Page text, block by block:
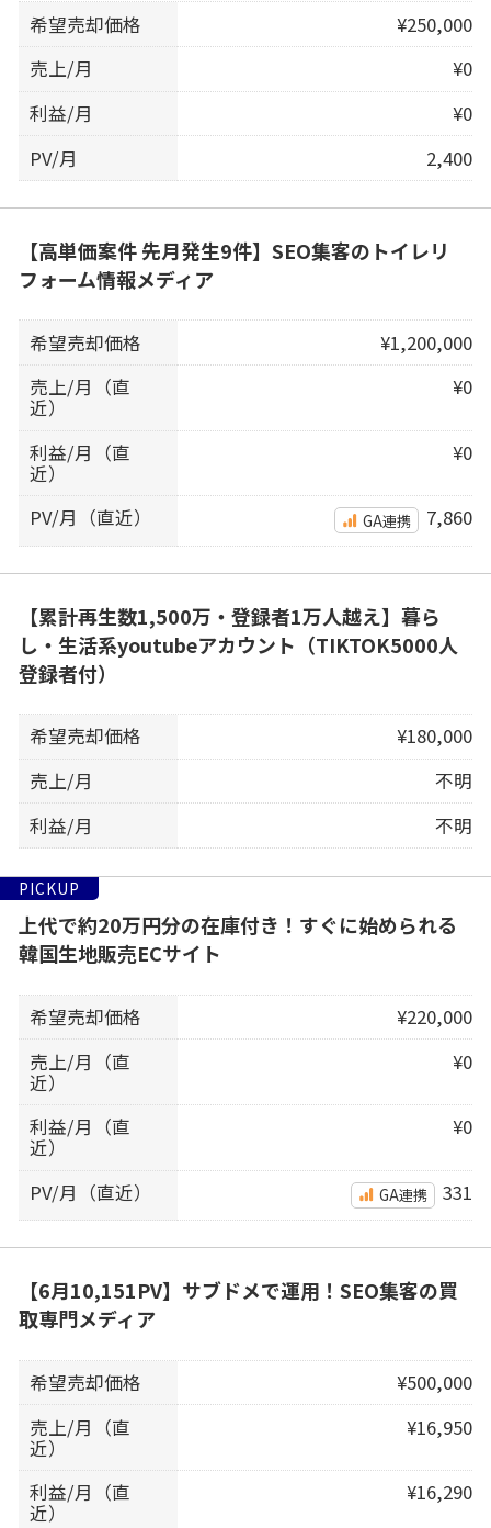
希望売却価格
¥250,000
売上/月
¥0
利益/月
¥0
PV/月
2,400
【高単価案件 先月発生9件】SEO集客のトイレリ
フォーム情報メディア
希望売却価格
¥1,200,000
売上/月（直
近）
¥0
利益/月（直
近）
¥0
PV/月（直近） GA連携 7,860
【累計再生数1,500万・登録者1万人越え】暮ら
し・生活系youtubeアカウント（TIKTOK5000人
登録者付）
希望売却価格
¥180,000
売上/月
不明
利益/月
不明
PICKUP
上代で約20万円分の在庫付き！すぐに始められる
韓国生地販売ECサイト
希望売却価格
¥220,000
売上/月（直
近）
¥0
利益/月（直
近）
¥0
PV/月（直近） GA連携 331
【6月10,151PV】サブドメで運用！SEO集客の買
取専門メディア
希望売却価格
¥500,000
売上/月（直
近）
¥16,950
利益/月（直
近）
¥16,290